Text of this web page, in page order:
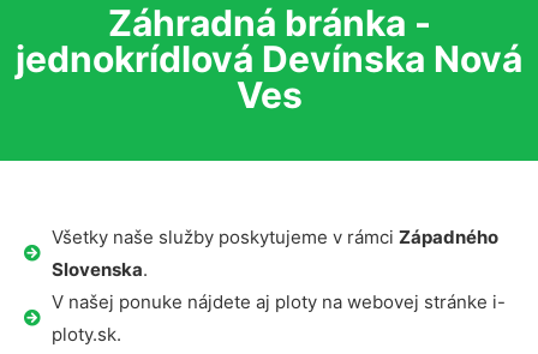
Záhradná bránka -
jednokrídlová Devínska Nová
Ves
Všetky naše služby poskytujeme v rámci Západného
Slovenska.
V našej ponuke nájdete aj ploty na webovej stránke i-
ploty.sk.